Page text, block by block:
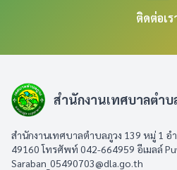
ติดต่อเร
สำนักงานเทศบาลตำบ
สำนักงานเทศบาลตำบลภูวง 139 หมู่ 1 อ
49160 โทรศัพท์ 042-664959 อีเมลล์
Saraban_05490703@dla.go.th